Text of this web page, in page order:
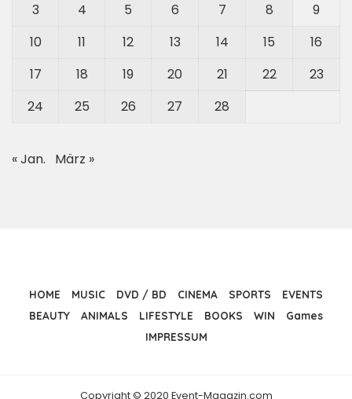
3
4 5 6 7 8
9
10
11 12 13 14 15
16
17
18 19 20 21 22
23
24
25 26 27 28
« Jan. März »
HOME MUSIC DVD / BD CINEMA SPORTS
EVENTS
BEAUTY
ANIMALS LIFESTYLE BOOKS WIN
Games
IMPRESSUM
Copyright © 2020 Event-Magazin.com